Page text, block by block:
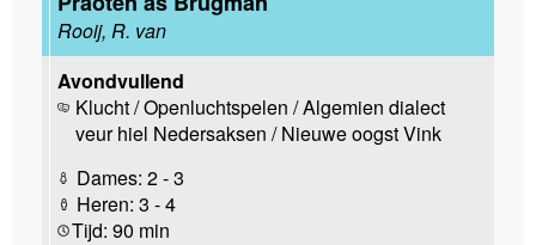
Rooij, R. van
Avondvullend
Klucht / Openluchtspelen / Algemien dialect
veur hiel Nedersaksen / Nieuwe oogst Vink
Dames: 2 - 3
Heren: 3 - 4
Tijd: 90 min